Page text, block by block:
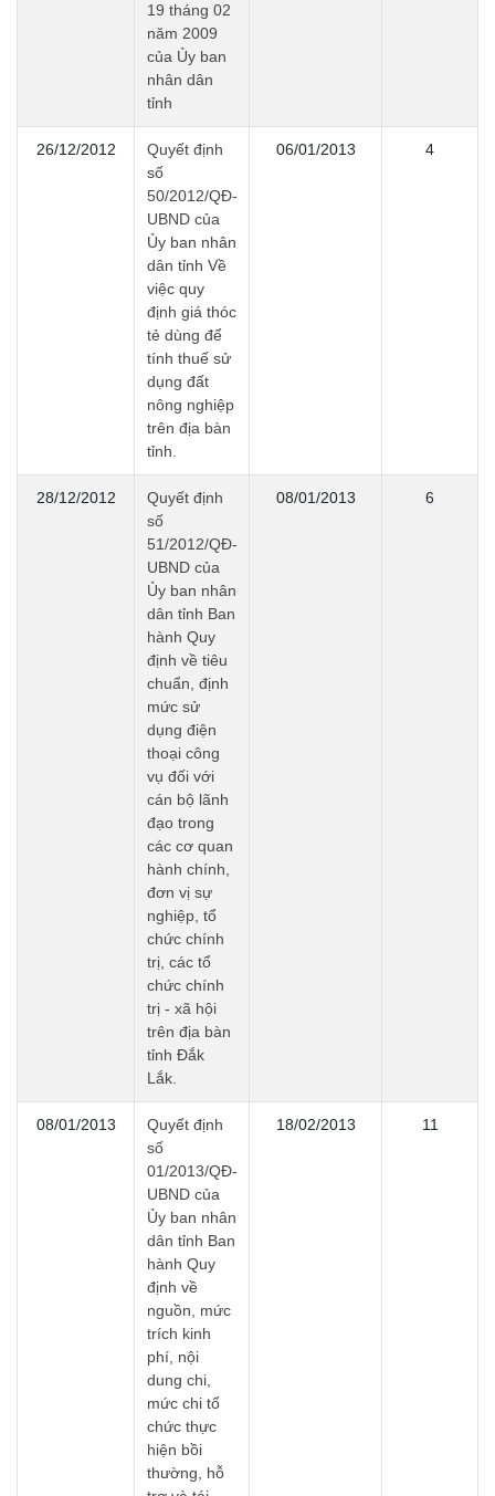
19 tháng 02
năm 2009
của Ủy ban
nhân dân
tỉnh
26/12/2012
Quyết định
số
50/2012/QĐ-
UBND của
Ủy ban nhân
dân tỉnh Về
việc quy
định giá thóc
tẻ dùng để
tính thuế sử
dụng đất
nông nghiệp
trên địa bàn
tỉnh.
06/01/2013 4
28/12/2012
Quyết định
số
51/2012/QĐ-
UBND của
Ủy ban nhân
dân tỉnh Ban
hành Quy
định về tiêu
chuẩn, định
mức sử
dụng điện
thoại công
vụ đối với
cán bộ lãnh
đạo trong
các cơ quan
hành chính,
đơn vị sự
nghiệp, tổ
chức chính
trị, các tổ
chức chính
trị - xã hội
trên địa bàn
tỉnh Đắk
Lắk.
08/01/2013 6
08/01/2013
Quyết định
số
01/2013/QĐ-
UBND của
Ủy ban nhân
dân tỉnh Ban
hành Quy
định về
nguồn, mức
trích kinh
phí, nội
dung chi,
mức chi tổ
chức thực
hiện bồi
thường, hỗ
18/02/2013 11